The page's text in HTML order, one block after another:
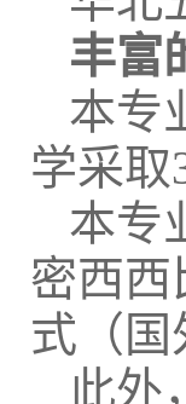
丰富
本专
学采取
本专
密西西
式（国
此外